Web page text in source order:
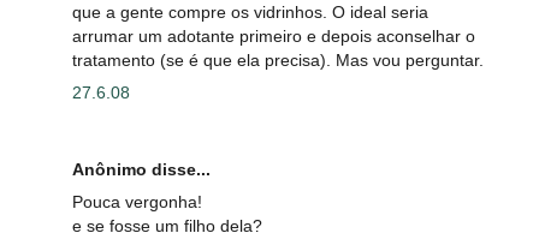
que a gente compre os vidrinhos. O ideal seria
arrumar um adotante primeiro e depois aconselhar o
tratamento (se é que ela precisa). Mas vou perguntar.
27.6.08
Anônimo disse...
Pouca vergonha!
e se fosse um filho dela?